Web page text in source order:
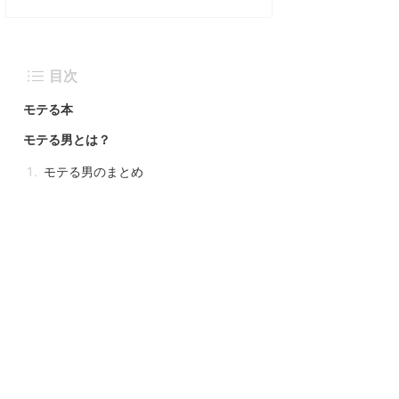
目次
モテる本
モテる男とは？
モテる男のまとめ